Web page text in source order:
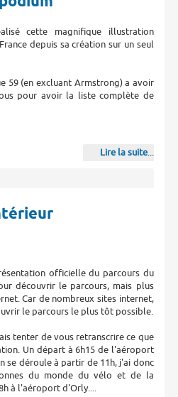
cette magnifique illustration
depuis sa création sur un seul
59 (en excluant Armstrong) a avoir
pour avoir la liste complète de
Lire la suite...
officielle du parcours du
découvrir le parcours, mais plus
Car de nombreux sites internet,
le parcours le plus tôt possible.
tenter de vous retranscrire ce que
Un départ à 6h15 de l'aéroport
se déroule à partir de 11h, j'ai donc
du monde du vélo et de la
à l'aéroport d'Orly....